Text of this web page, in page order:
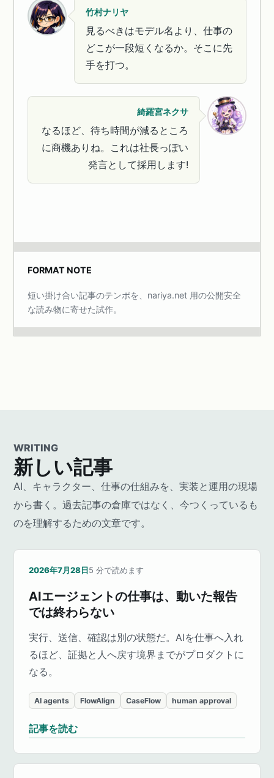
竹村ナリヤ
見るべきはモデル名より、仕事の
どこが一段短くなるか。そこに先
手を打つ。
綺羅宮ネクサ
なるほど、待ち時間が減るところ
に商機ありね。これは社長っぽい
発言として採用します!
FORMAT NOTE
短い掛け合い記事のテンポを、nariya.net 用の公開安全
な読み物に寄せた試作。
WRITING
新しい記事
AI、キャラクター、仕事の仕組みを、実装と運用の現場
から書く。過去記事の倉庫ではなく、今つくっているも
のを理解するための文章です。
2026年7月28日5 分で読めます
AIエージェントの仕事は、動いた報告
では終わらない
実行、送信、確認は別の状態だ。AIを仕事へ入れ
るほど、証拠と人へ戻す境界までがプロダクトに
なる。
AI agents FlowAlign CaseFlow human approval
記事を読む